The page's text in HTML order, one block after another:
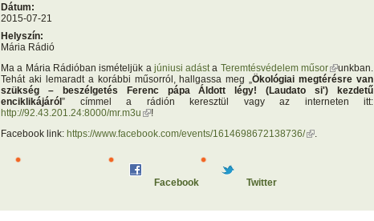
Dátum:
2015-07-21
Helyszín:
Mária Rádió
Ma a Mária Rádióban ismételjük a júniusi adást a Teremtésvédelem műsor(külső
hivatkozás)
unkban.
Tehát aki lemaradt a korábbi műsorról, hallgassa meg „Ökológiai megtérésre van
szükség – beszélgetés Ferenc pápa Áldott légy! (Laudato si') kezdetű
enciklikájáról” címmel a rádión keresztül vagy az interneten itt:
http://92.43.201.24:8000/mr.m3u (külső hivatkozás)
!
Facebook link: https://www.facebook.com/events/1614698672138736/(külső
Facebook Twitter